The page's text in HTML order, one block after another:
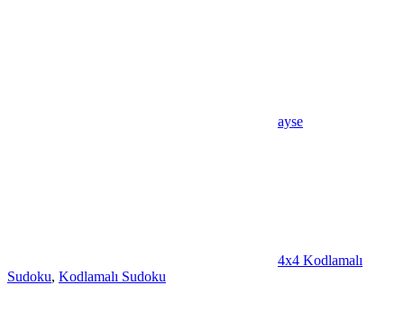
ayse
4x4 Kodlamalı
Sudoku, Kodlamalı Sudoku